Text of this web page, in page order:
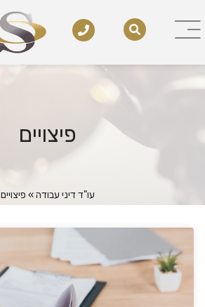
פיצויים
עו"ד דיני עבודה» פיצויים